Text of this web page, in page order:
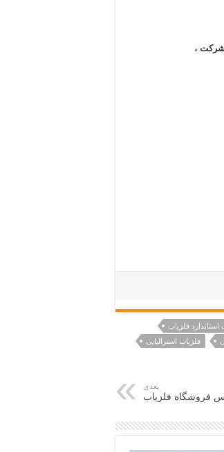
شرکت ،
فلزیاب
فلزیاب استرالیایی
بعدی
فروشگاه فلزیاب